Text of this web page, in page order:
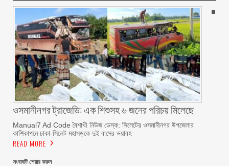
ওসমানীনগর ট্রাজেডি: এক শিশুসহ ৬ জনের পরিচয় মিলেছে
Manual7 Ad Code বৈশাখী নিউজ ডেস্ক: সিলেটের ওসমানীনগর উপজেলার
কাশিকাপনে ঢাকা-সিলেট মহাসড়কে দুই বাসের ভয়াবহ
READ MORE
সংবাদটি শেয়ার করুন